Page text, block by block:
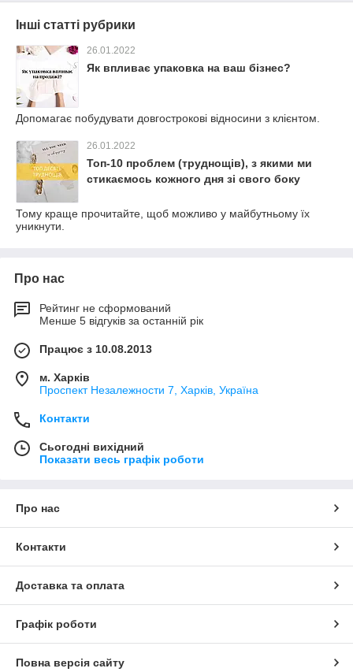
Інші статті рубрики
26.01.2022
Як впливає упаковка на ваш бізнес?
Допомагає побудувати довгострокові відносини з клієнтом.
26.01.2022
Топ-10 проблем (труднощів), з якими ми
стикаємось кожного дня зі свого боку
Тому краще прочитайте, щоб можливо у майбутньому їх
уникнути.
Про нас
Рейтинг не сформований
Менше 5 відгуків за останній рік
Працює з 10.08.2013
м. Харків
Проспект Незалежности 7, Харків, Україна
Контакти
Сьогодні вихідний
Показати весь графік роботи
Про нас
Контакти
Доставка та оплата
Графік роботи
Повна версія сайту